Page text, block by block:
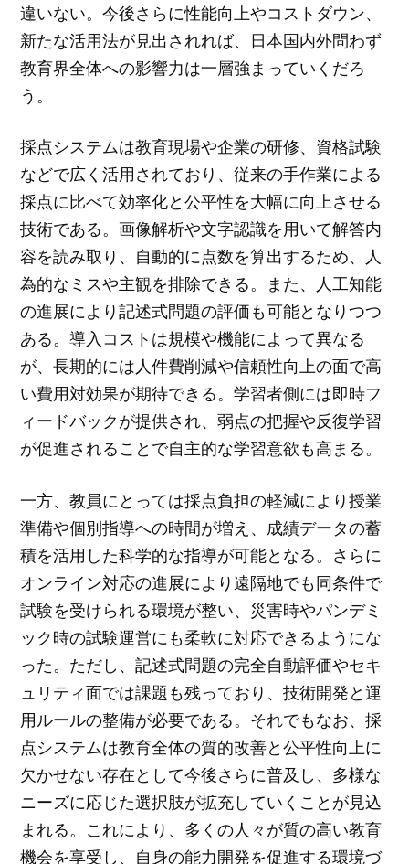
違いない。今後さらに性能向上やコストダウン、
新たな活用法が見出されれば、日本国内外問わず
教育界全体への影響力は一層強まっていくだろ
う。
採点システムは教育現場や企業の研修、資格試験
などで広く活用されており、従来の手作業による
採点に比べて効率化と公平性を大幅に向上させる
技術である。画像解析や文字認識を用いて解答内
容を読み取り、自動的に点数を算出するため、人
為的なミスや主観を排除できる。また、人工知能
の進展により記述式問題の評価も可能となりつつ
ある。導入コストは規模や機能によって異なる
が、長期的には人件費削減や信頼性向上の面で高
い費用対効果が期待できる。学習者側には即時フ
ィードバックが提供され、弱点の把握や反復学習
が促進されることで自主的な学習意欲も高まる。
一方、教員にとっては採点負担の軽減により授業
準備や個別指導への時間が増え、成績データの蓄
積を活用した科学的な指導が可能となる。さらに
オンライン対応の進展により遠隔地でも同条件で
試験を受けられる環境が整い、災害時やパンデミ
ック時の試験運営にも柔軟に対応できるようにな
った。ただし、記述式問題の完全自動評価やセキ
ュリティ面では課題も残っており、技術開発と運
用ルールの整備が必要である。それでもなお、採
点システムは教育全体の質的改善と公平性向上に
欠かせない存在として今後さらに普及し、多様な
ニーズに応じた選択肢が拡充していくことが見込
まれる。これにより、多くの人々が質の高い教育
機会を享受し、自身の能力開発を促進する環境づ